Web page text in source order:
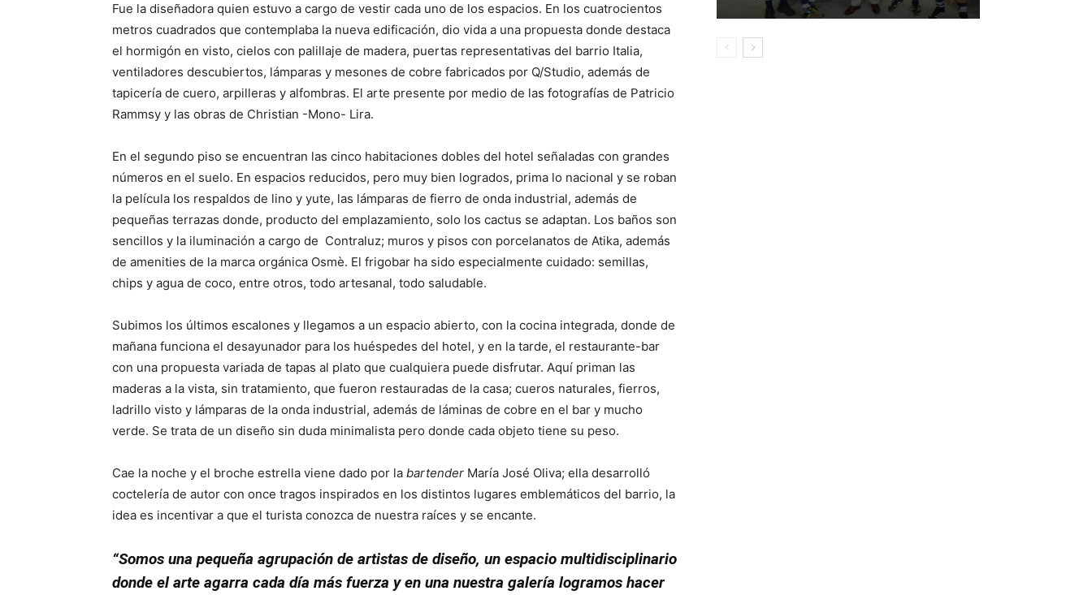
Fue la diseñadora quien estuvo a cargo de vestir cada uno de los espacios. En los cuatrocientos
metros cuadrados que contemplaba la nueva edificación, dio vida a una propuesta donde destaca
el hormigón en visto, cielos con palillaje de madera, puertas representativas del barrio Italia,
ventiladores descubiertos, lámparas y mesones de cobre fabricados por Q/Studio, además de
tapicería de cuero, arpilleras y alfombras. El arte presente por medio de las fotografías de Patricio
Rammsy y las obras de Christian -Mono- Lira.
En el segundo piso se encuentran las cinco habitaciones dobles del hotel señaladas con grandes
números en el suelo. En espacios reducidos, pero muy bien logrados, prima lo nacional y se roban
la película los respaldos de lino y yute, las lámparas de fierro de onda industrial, además de
pequeñas terrazas donde, producto del emplazamiento, solo los cactus se adaptan. Los baños son
sencillos y la iluminación a cargo de Contraluz; muros y pisos con porcelanatos de Atika, además
de amenities de la marca orgánica Osmè. El frigobar ha sido especialmente cuidado: semillas,
chips y agua de coco, entre otros, todo artesanal, todo saludable.
Subimos los últimos escalones y llegamos a un espacio abierto, con la cocina integrada, donde de
mañana funciona el desayunador para los huéspedes del hotel, y en la tarde, el restaurante-bar
con una propuesta variada de tapas al plato que cualquiera puede disfrutar. Aquí priman las
maderas a la vista, sin tratamiento, que fueron restauradas de la casa; cueros naturales, fierros,
ladrillo visto y lámparas de la onda industrial, además de láminas de cobre en el bar y mucho
verde. Se trata de un diseño sin duda minimalista pero donde cada objeto tiene su peso.
Cae la noche y el broche estrella viene dado por la bartender María José Oliva; ella desarrolló
coctelería de autor con once tragos inspirados en los distintos lugares emblemáticos del barrio, la
idea es incentivar a que el turista conozca de nuestra raíces y se encante.
“Somos una pequeña agrupación de artistas de diseño, un espacio multidisciplinario
donde el arte agarra cada día más fuerza y en una nuestra galería logramos hacer